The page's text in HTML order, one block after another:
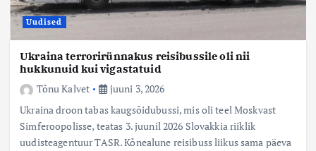
Uudised
Ukraina terrorirünnakus reisibussile oli nii
hukkunuid kui vigastatuid
Tõnu Kalvet
juuni 3, 2026
Ukraina droon tabas kaugsõidubussi, mis oli teel Moskvast
Simferoopolisse, teatas 3. juunil 2026 Slovakkia riiklik
uudisteagentuur TASR. Kõnealune reisibuss liikus sama päeva